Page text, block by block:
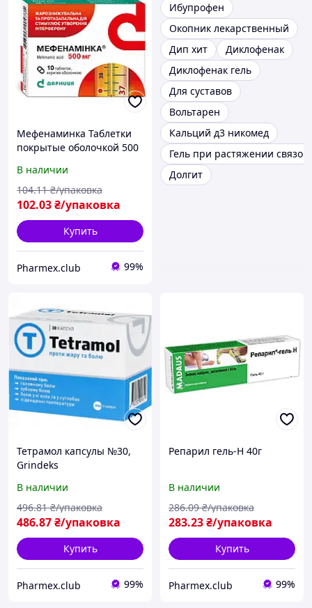
Мефенаминка Таблетки
покрытые оболочкой 500
В наличии
102.03₴/упаковка
104.11 ₴/упаковка
Купить
Pharmex.club 99%
Ибупрофен
Окопник лекарственный
Дип хит
Диклофенак
Диклофенак гель
Для суставов
Вольтарен
Кальций д3 никомед
Гель при растяжении связок
Долгит
Тетрамол капсулы №30,
Grindeks
В наличии
486.87₴/упаковка
496.81 ₴/упаковка
Купить
Pharmex.club 99%
Репарил гель-H 40г
В наличии
283.23₴/упаковка
286.09 ₴/упаковка
Купить
Pharmex.club 99%